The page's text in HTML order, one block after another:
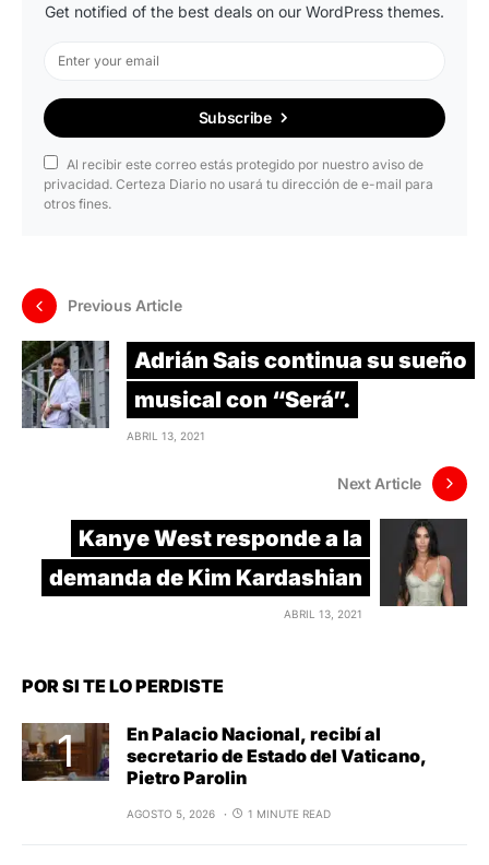
Get notified of the best deals on our WordPress themes.
Subscribe
Al recibir este correo estás protegido por nuestro aviso de
privacidad. Certeza Diario no usará tu dirección de e-mail para
otros fines.
Previous Article
Adrián Sais continua su sueño
musical con “Será”.
ABRIL 13, 2021
Next Article
Kanye West responde a la
demanda de Kim Kardashian
ABRIL 13, 2021
POR SI TE LO PERDISTE
En Palacio Nacional, recibí al
secretario de Estado del Vaticano,
Pietro Parolin
AGOSTO 5, 2026 1 MINUTE READ